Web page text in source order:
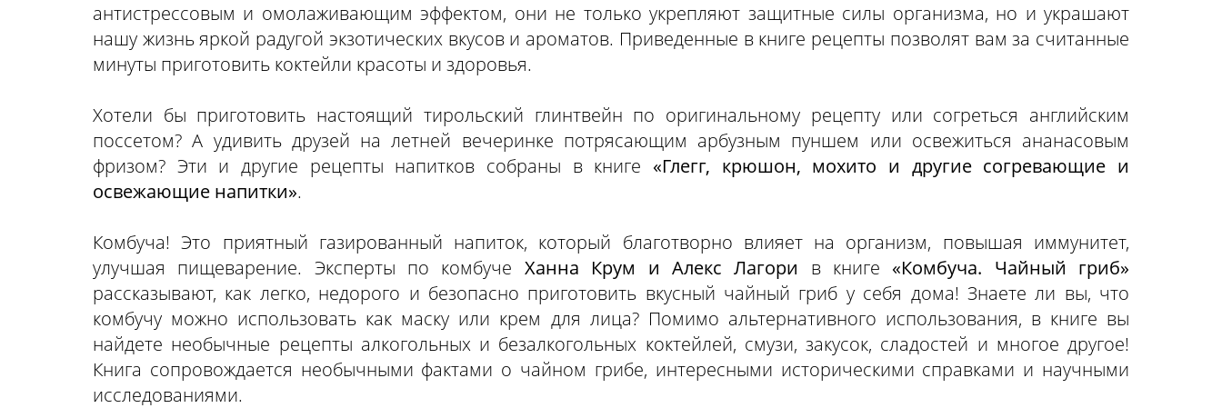
антистрессовым и омолаживающим эффектом, они не только укрепляют защитные силы организма, но и украшают
нашу жизнь яркой радугой экзотических вкусов и ароматов. Приведенные в книге рецепты позволят вам за считанные
минуты приготовить коктейли красоты и здоровья.
Хотели бы приготовить настоящий тирольский глинтвейн по оригинальному рецепту или согреться английским
поссетом? А удивить друзей на летней вечеринке потрясающим арбузным пуншем или освежиться ананасовым
фризом? Эти и другие рецепты напитков собраны в книге «Глегг, крюшон, мохито и другие согревающие и
освежающие напитки».
Комбуча! Это приятный газированный напиток, который благотворно влияет на организм, повышая иммунитет,
улучшая пищеварение. Эксперты по комбуче Ханна Крум и Алекс Лагори в книге «Комбуча. Чайный гриб»
рассказывают, как легко, недорого и безопасно приготовить вкусный чайный гриб у себя дома! Знаете ли вы, что
комбучу можно использовать как маску или крем для лица? Помимо альтернативного использования, в книге вы
найдете необычные рецепты алкогольных и безалкогольных коктейлей, смузи, закусок, сладостей и многое другое!
Книга сопровождается необычными фактами о чайном грибе, интересными историческими справками и научными
исследованиями.